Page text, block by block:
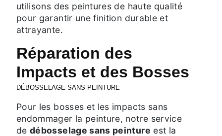
utilisons des peintures de haute qualité
pour garantir une finition durable et
attrayante.
Réparation des
Impacts et des Bosses
DÉBOSSELAGE SANS PEINTURE
Pour les bosses et les impacts sans
endommager la peinture, notre service
dedébosselage sans peinture est la